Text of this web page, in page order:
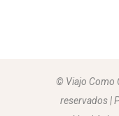
© Viajo Como
reservados |